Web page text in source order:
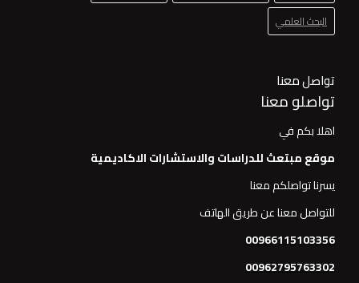
البحث العلمي
تواصل معنا
تواصلو معنا
اهلا بكم في
موقع مبتعث للدراسات والاستشارات الاكاديمية
يسرنا تواصلكم معنا
للتواصل معنا عن طريق الهاتف
00966115103356
00962795763302